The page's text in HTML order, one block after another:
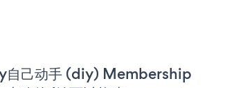
自己动手 (diy) Membership